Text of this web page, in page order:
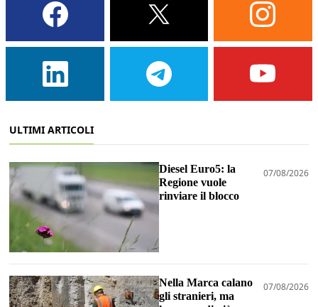
ULTIMI ARTICOLI
Diesel Euro5: la
Regione vuole
rinviare il blocco
07/08/2026
Nella Marca calano
gli stranieri, ma
07/08/2026